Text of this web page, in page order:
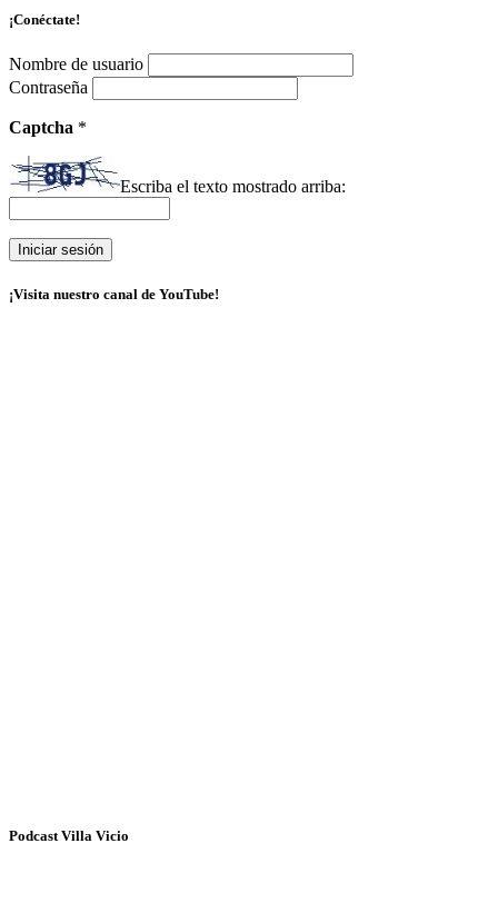
¡Conéctate!
Nombre de usuario
Contraseña
Captcha *
Escriba el texto mostrado arriba:
¡Visita nuestro canal de YouTube!
Podcast Villa Vicio